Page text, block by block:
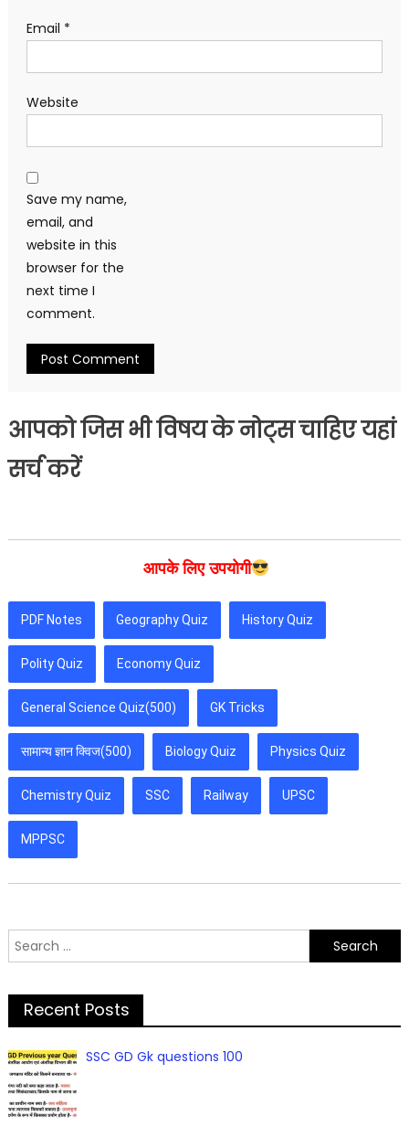
Email *
Website
Save my name,
email, and
website in this
browser for the
next time I
comment.
आपको जिस भी विषय के नोट्स चाहिए यहां
सर्च करें
आपके लिए उपयोगी
PDF Notes Geography Quiz History Quiz
Polity Quiz Economy Quiz
General Science Quiz(500) GK Tricks
सामान्य ज्ञान क्विज(500) Biology Quiz Physics Quiz
Chemistry Quiz SSC Railway UPSC
MPPSC
Search
for:
Recent Posts
SSC GD Gk questions 100